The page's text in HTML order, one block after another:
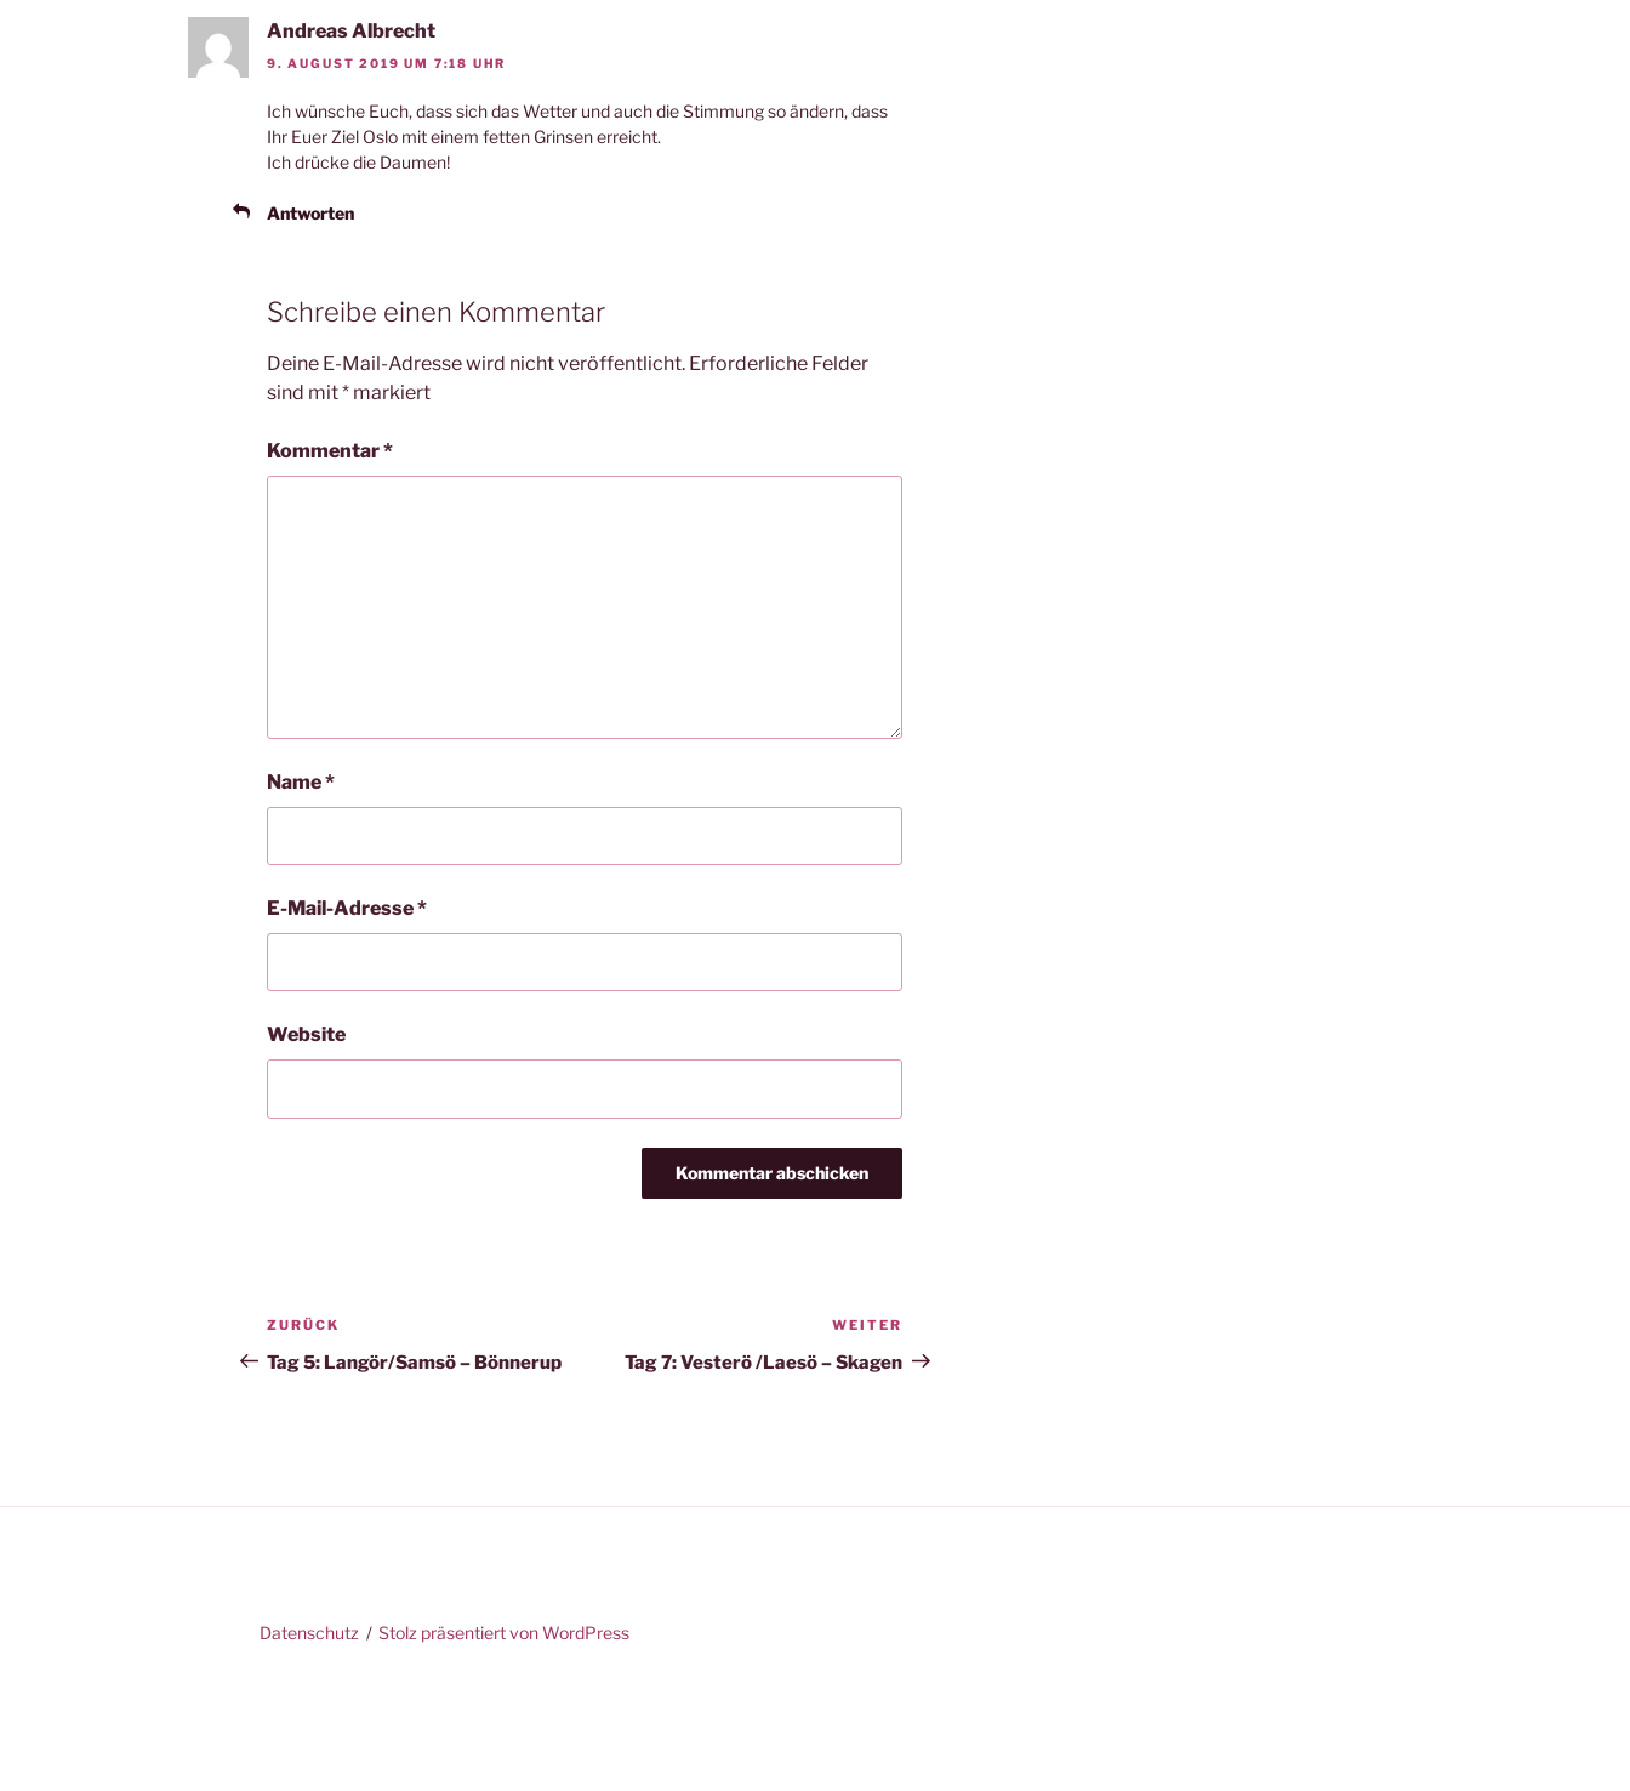
Andreas Albrecht
9. AUGUST 2019 UM 7:18 UHR
Ich wünsche Euch, dass sich das Wetter und auch die Stimmung so ändern, dass
Ihr Euer Ziel Oslo mit einem fetten Grinsen erreicht.
Ich drücke die Daumen!
Antworten
Schreibe einen Kommentar
Deine E-Mail-Adresse wird nicht veröffentlicht. Erforderliche Felder
sind mit* markiert
Kommentar*
Name*
E-Mail-Adresse*
Website
Beitragsnavigation
Vorheriger
Beitrag
ZURÜCK
Tag 5: Langör/Samsö – Bönnerup
Beitrag
WEITER
Tag 7: Vesterö /Laesö – Skagen
Datenschutz Stolz präsentiert von WordPress